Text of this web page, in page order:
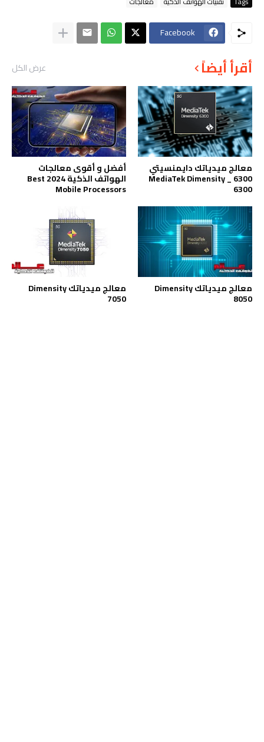
Facebook
أقرأ أيضاً عرض الكل
معالج ميدياتك دايمنسيتي
6300 _ MediaTek Dimensity
6300
أفضل و أقوى معالجات
الهواتف الذكية 2024 Best
Mobile Processors
معالج ميدياتك Dimensity
8050
معالج ميدياتك Dimensity
7050